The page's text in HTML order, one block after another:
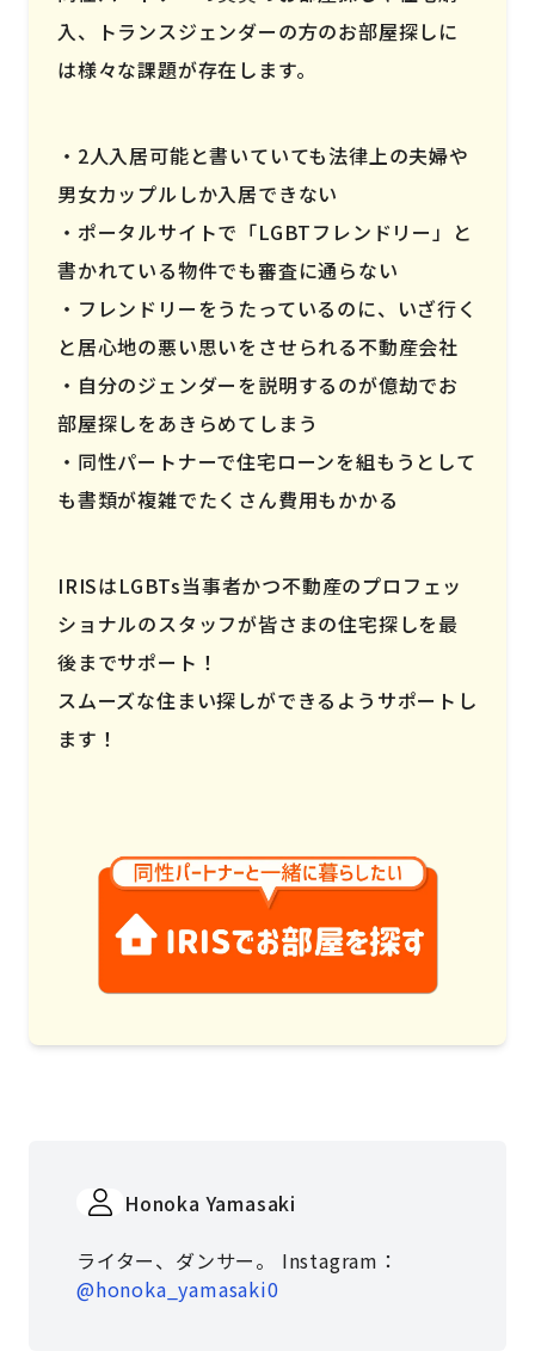
入、トランスジェンダーの方のお部屋探しに
は様々な課題が存在します。
2人入居可能と書いていても法律上の夫婦や
男女カップルしか入居できない
ポータルサイトで「LGBTフレンドリー」と
書かれている物件でも審査に通らない
フレンドリーをうたっているのに、いざ行く
と居心地の悪い思いをさせられる不動産会社
自分のジェンダーを説明するのが億劫でお
部屋探しをあきらめてしまう
同性パートナーで住宅ローンを組もうとして
も書類が複雑でたくさん費用もかかる
IRISはLGBTs当事者かつ不動産のプロフェッ
ショナルのスタッフが皆さまの住宅探しを最
後までサポート！
スムーズな住まい探しができるようサポートし
ます！
Honoka Yamasaki
ライター、ダンサー。 Instagram：
@honoka_yamasaki0